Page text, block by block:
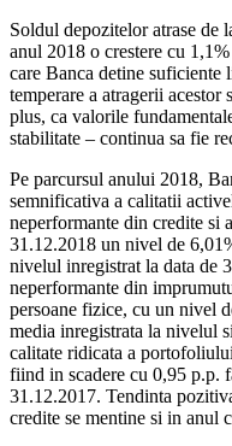
Soldul depozitelor atrase de
anul 2018 o crestere cu
care Banca detine
temperare a atragerii acestor
plus, ca valorile
stabilitate – continua sa fie
Pe parcursul anului 2018,
semnificativa a calitatii
neperformante din credite si
31.12.2018 un nivel de
nivelul inregistrat la data de
neperformante din
persoane fizice, cu un nivel
media inregistrata la nivelul
calitate ridicata a
fiind in scadere cu 0,95 p.p.
31.12.2017. Tendinta
credite se mentine si in anul